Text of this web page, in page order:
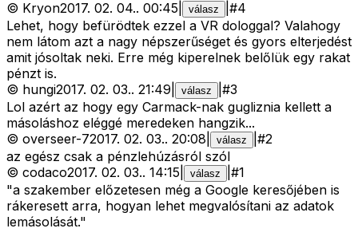
© Kryon2017. 02. 04.. 00:45 válasz #4
Lehet, hogy befürödtek ezzel a VR dologgal? Valahogy
nem látom azt a nagy népszerűséget és gyors elterjedést
amit jósoltak neki. Erre még kiperelnek belőlük egy rakat
pénzt is.
© hungi2017. 02. 03.. 21:49 válasz #3
Lol azért az hogy egy Carmack-nak gugliznia kellett a
másoláshoz eléggé meredeken hangzik...
© overseer-72017. 02. 03.. 20:08 válasz #2
az egész csak a pénzlehúzásról szól
© codaco2017. 02. 03.. 14:15 válasz #1
"a szakember előzetesen még a Google keresőjében is
rákeresett arra, hogyan lehet megvalósítani az adatok
lemásolását."